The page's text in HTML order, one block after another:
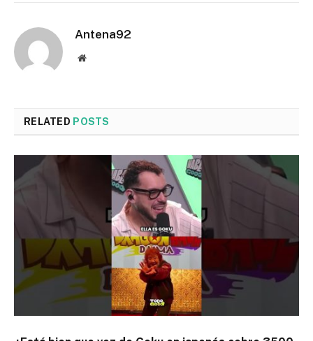
Antena92
Website
RELATED POSTS